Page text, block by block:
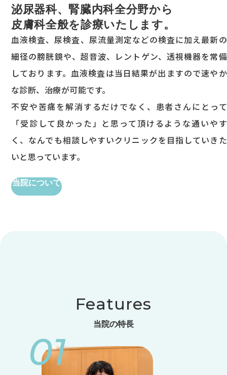
泌尿器科、腎臓内科全分野から
皮膚科全般を診療いたします。
血液検査、尿検査、尿流量測定などの検査に加え最新の
細径の膀胱鏡や、超音波、レントゲン、透視機器を常備
しております。血液検査は当日結果が出ますので速やか
な診断、治療が可能です。
不安や苦痛を解消するだけでなく、患者さんにとって
「受診して良かった」と思って頂けるような通いやす
く、なんでも相談しやすいクリニックを目指していきた
いと思っています。
当院について
Features
当院の特長
01